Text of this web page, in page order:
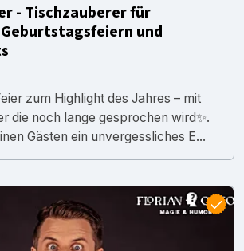
- Tischzauberer für
und
zum Highlight des Jahres – mit
die noch lange gesprochen wird✨.
Gästen ein unvergessliches E...